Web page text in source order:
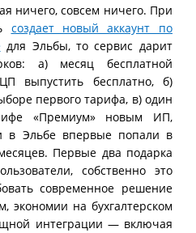
ничего, совсем ничего. При
создает новый аккаунт по
для Эльбы, то сервис дарит
а) месяц бесплатной
выпустить бесплатно, б)
первого тарифа, в) один
«Премиум» новым ИП,
в Эльбе впервые попали в
Первые два подарка
собственно это
современное решение
экономии на бухгалтерском
интеграции — включая